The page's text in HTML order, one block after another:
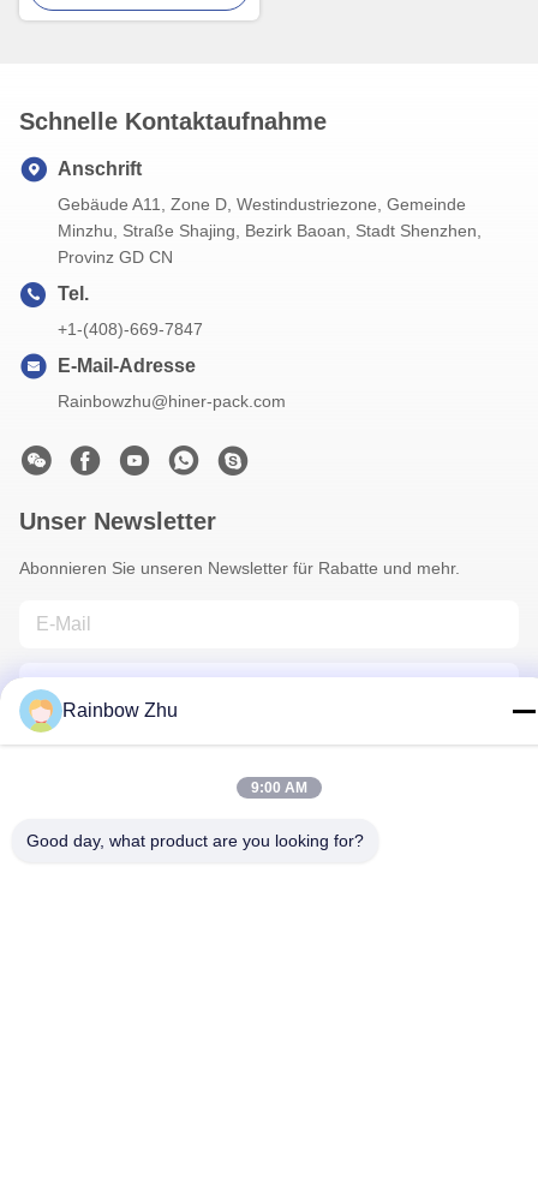
Schnelle Kontaktaufnahme
Anschrift
Gebäude A11, Zone D, Westindustriezone, Gemeinde
Minzhu, Straße Shajing, Bezirk Baoan, Stadt Shenzhen,
Provinz GD CN
Tel.
+1-(408)-669-7847
E-Mail-Adresse
Rainbowzhu@hiner-pack.com
Unser Newsletter
Abonnieren Sie unseren Newsletter für Rabatte und mehr.
Rainbow Zhu
9:00 AM
Good day, what product are you looking for?